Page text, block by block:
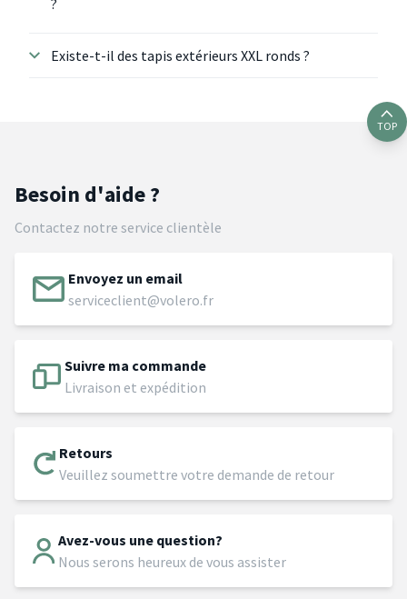
?
Existe-t-il des tapis extérieurs XXL ronds ?
TOP
Besoin d'aide ?
Contactez notre service clientèle
Envoyez un email
serviceclient@volero.fr
Suivre ma commande
Livraison et expédition
Retours
Veuillez soumettre votre demande de retour
Avez-vous une question?
Nous serons heureux de vous assister